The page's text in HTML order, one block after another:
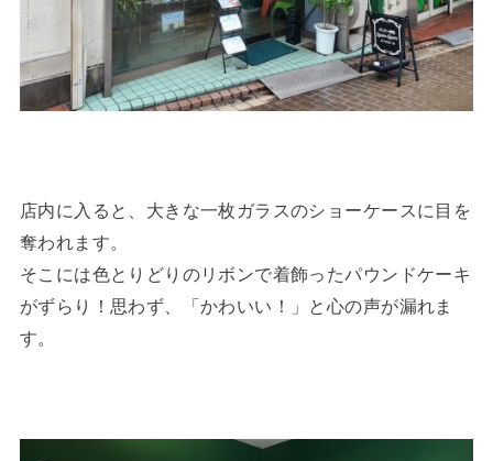
店内に入ると、大きな一枚ガラスのショーケースに目を
奪われます。
そこには色とりどりのリボンで着飾ったパウンドケーキ
がずらり！思わず、「かわいい！」と心の声が漏れま
す。